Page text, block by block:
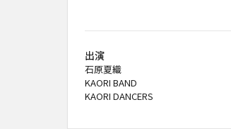
出演
石原夏織
KAORI BAND
KAORI DANCERS